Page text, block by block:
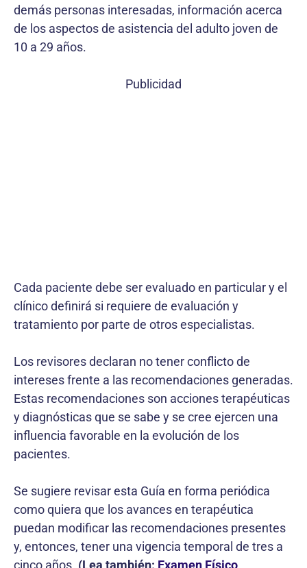
demás personas interesadas, información acerca
de los aspectos de asistencia del adulto joven de
10 a 29 años.
Publicidad
Cada paciente debe ser evaluado en particular y el
clínico definirá si requiere de evaluación y
tratamiento por parte de otros especialistas.
Los revisores declaran no tener conflicto de
intereses frente a las recomendaciones generadas.
Estas recomendaciones son acciones terapéuticas
y diagnósticas que se sabe y se cree ejercen una
influencia favorable en la evolución de los
pacientes.
Se sugiere revisar esta Guía en forma periódica
como quiera que los avances en terapéutica
puedan modificar las recomendaciones presentes
y, entonces, tener una vigencia temporal de tres a